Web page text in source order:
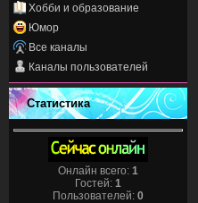
Хобби и образование
Юмор
Все каналы
Каналы пользователей
Статистика
Онлайн всего: 1
Гостей: 1
Пользователей: 0